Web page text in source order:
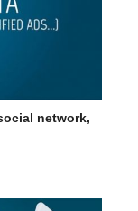
network,